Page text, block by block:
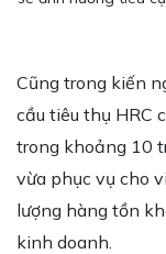
Cũng trong kiến
cầu tiêu thụ HRC
trong khoảng 10
vừa phục vụ cho
lượng hàng tồn
kinh doanh.